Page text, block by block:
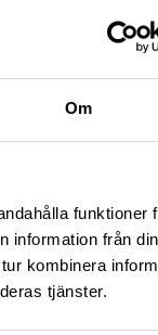
Om
funktioner
information från
kombinera
tjänster.